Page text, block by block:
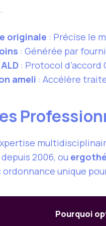
originale : Précise le
: Générée par
: Protocol d’accord
ameli : Accélère
depuis 2006, ou
unique
Pourquoi